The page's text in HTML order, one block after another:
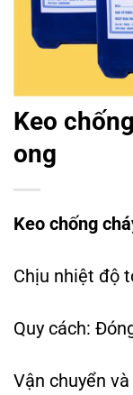
Keo
ong
Keo chống
Chịu nhiệt độ
Quy cách:
Vận chuyển